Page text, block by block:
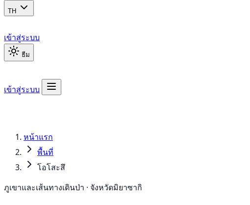
TH
เข้าสู่ระบบ
ธีม
เข้าสู่ระบบ
หน้าแรก
พื้นที่
โอโสะสึ
ภูเขาและเส้นทางเดินป่า · จังหวัดมิยาซากิ